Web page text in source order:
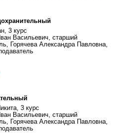
3 курс
Васильевич, старший
Горячева Александра Павловна,
3 курс
Васильевич, старший
Горячева Александра Павловна,